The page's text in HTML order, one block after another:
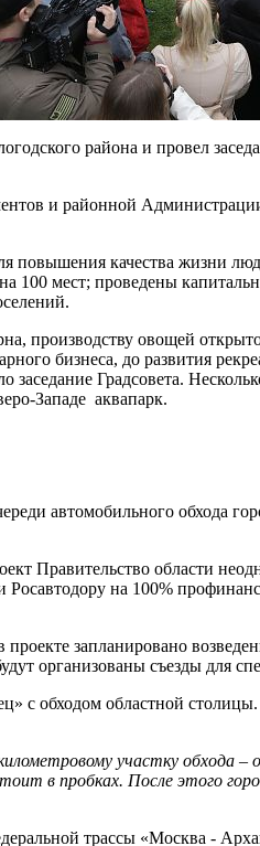
района и провел
и районной
повышения качества жизни
100 мест; проведены
производству овощей
бизнеса, до развития
Градсовета.
Западе аквапарк.
автомобильного обхода
Правительство области
на 100%
запланировано
организованы съезды для
с обходом областной
участку обхода –
в пробках. После этого
трассы «Москва -